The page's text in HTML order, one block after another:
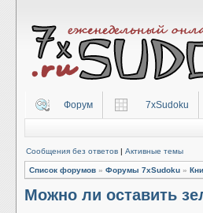
Форум 7xSudoku
Сообщения без ответов | Активные темы
Список форумов » Форумы 7xSudoku »
Можно ли оставить